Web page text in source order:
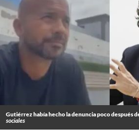
Gutiérrez había hecho la denuncia poco después
sociales